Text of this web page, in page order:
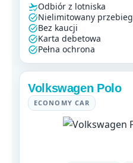
Odbiór z lotniska
Nielimitowany przebieg
Bez kaucji
Karta debetowa
Pełna ochrona
Volkswagen Polo
ECONOMY CAR